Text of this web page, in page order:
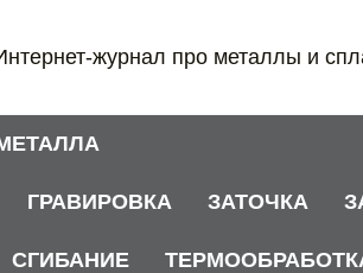
журнал про металлы и
ГРАВИРОВКА ЗАТОЧКА
СГИБАНИЕ